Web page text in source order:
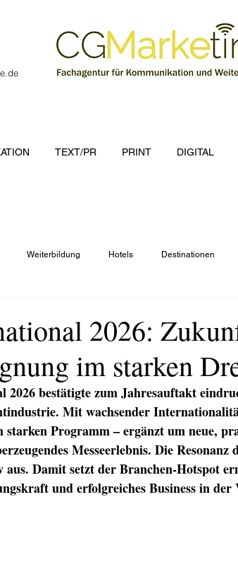
Weiterbildung Hotels Destinationen
2026:
im starken
2026 bestätigte zum Jahresauftakt
Mit wachsender
Programm – ergänzt um neue,
Messeerlebnis. Die
aus. Damit setzt der Branchen-Hotspot
und erfolgreiches Business in
TEXT/PR PRINT DIGITAL